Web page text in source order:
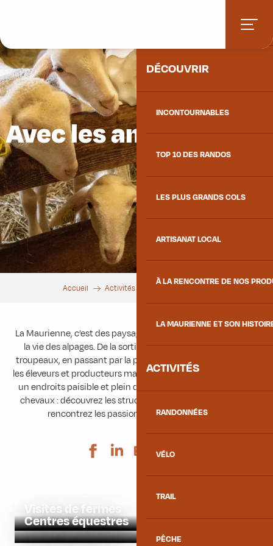
contenu
principal
DÉCOUVRIR
INCONTOURNABLES
TOP 10 DES RANDOS
LES PLUS GRANDS COLS
ARTISANAT LOCAL
À LA RENCONTRE DE NOS
LA MAURIENNE ET SON
ACTIVITÉS
RANDONNÉES
VÉLO
TRAIL
PÊCHE
Avec les animaux
Accueil Activités
La Maurienne, c’est des paysages de montagnes animés par
la vie des alpages. De la sortie aux champs à la traite des
troupeaux, en passant par la production de produits locaux,
les éleveurs et producteurs mauriennais font des montagnes
un endroits paisible et plein de vie. Abeilles, vaches, brebis,
chevaux : découvrez les structures qui vous accueillent et
rencontrez les passionnés et leurs animaux.
Ajouter aux
Visites de fermes
Centres équestres